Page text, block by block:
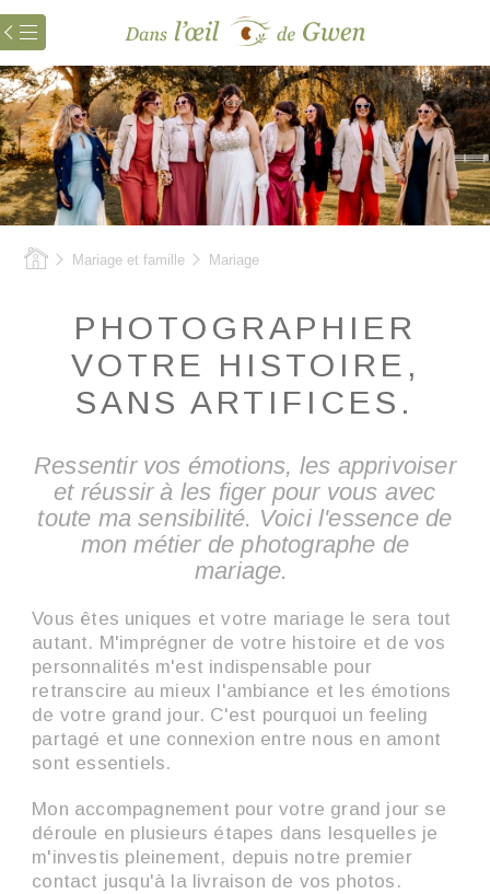
 Mariage et famille Mariage
PHOTOGRAPHIER
VOTRE HISTOIRE,
SANS ARTIFICES.
Ressentir vos émotions, les apprivoiser
et réussir à les figer pour vous avec
toute ma sensibilité. Voici l'essence de
mon métier de photographe de
mariage.
Vous êtes uniques et votre mariage le sera tout
autant. M'imprégner de votre histoire et de vos
personnalités m'est indispensable pour
retranscire au mieux l'ambiance et les émotions
de votre grand jour. C'est pourquoi un feeling
partagé et une connexion entre nous en amont
sont essentiels.
Mon accompagnement pour votre grand jour se
déroule en plusieurs étapes dans lesquelles je
m'investis pleinement, depuis notre premier
contact jusqu'à la livraison de vos photos.